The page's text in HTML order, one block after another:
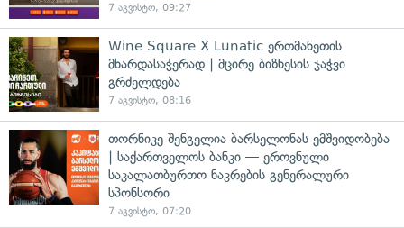
7 აგვისტო, 09:27
Wine Square X Lunatic ერთმანეთის
მხარდასაჭერად | მცირე ბიზნესის ჯაჭვი
გრძელდება
7 აგვისტო, 08:16
თორნიკე შენგელია ბარსელონას ემშვიდობება
| საქართველოს ბანკი — ეროვნული
საკალათბურთო ნაკრების გენერალური
სპონსორი
7 აგვისტო, 07:20